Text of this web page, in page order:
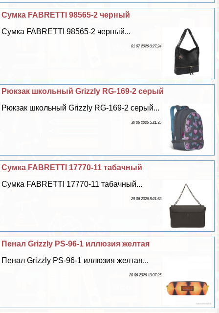
Сумка FABRETTI 98565-2 черный
Сумка FABRETTI 98565-2 черный...
01 07 2026 0:27:24
Рюкзак школьный Grizzly RG-169-2 серый
Рюкзак школьный Grizzly RG-169-2 серый...
30 06 2026 5:21:35
Сумка FABRETTI 17770-11 табачный
Сумка FABRETTI 17770-11 табачный...
29 06 2026 8:21:53
Пенал Grizzly PS-96-1 иллюзия желтая
Пенал Grizzly PS-96-1 иллюзия желтая...
28 06 2026 10:37:25